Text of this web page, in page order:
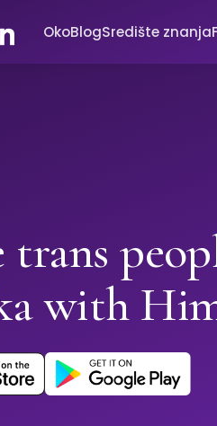
OkoBlogSredište znanja
trans
with